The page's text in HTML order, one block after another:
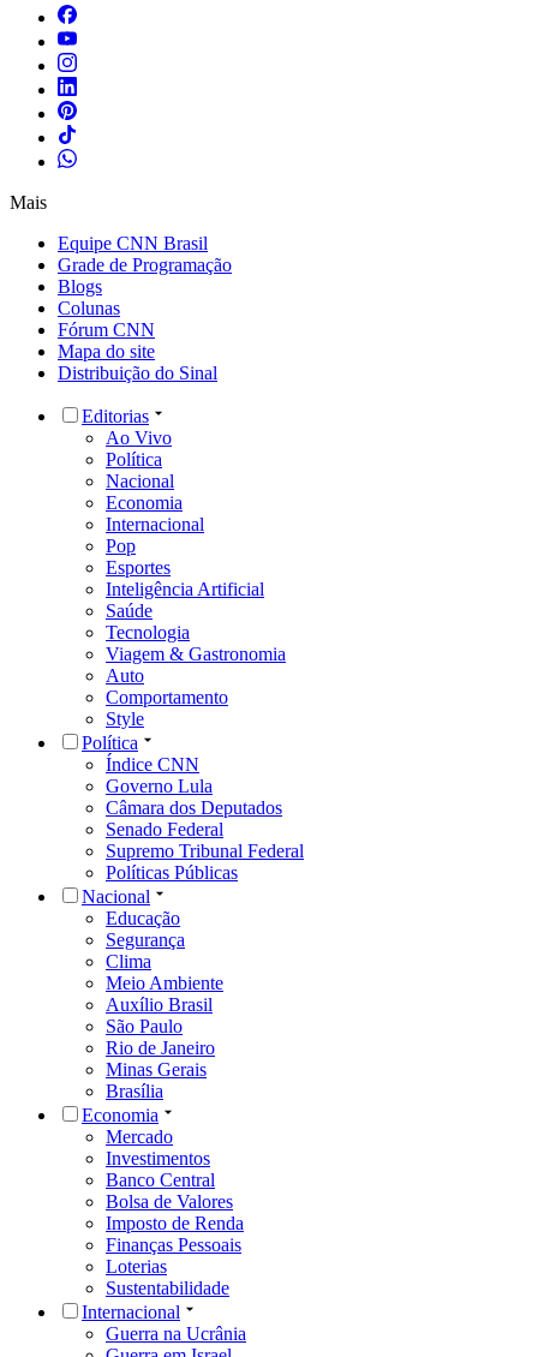
Mais
Equipe CNN Brasil
Grade de Programação
Blogs
Colunas
Fórum CNN
Mapa do site
Distribuição do Sinal
Editorias
Ao Vivo
Política
Nacional
Economia
Internacional
Pop
Esportes
Inteligência Artificial
Saúde
Tecnologia
Viagem & Gastronomia
Auto
Comportamento
Style
Política
Índice CNN
Governo Lula
Câmara dos Deputados
Senado Federal
Supremo Tribunal Federal
Políticas Públicas
Nacional
Educação
Segurança
Clima
Meio Ambiente
Auxílio Brasil
São Paulo
Rio de Janeiro
Minas Gerais
Brasília
Economia
Mercado
Investimentos
Banco Central
Bolsa de Valores
Imposto de Renda
Finanças Pessoais
Loterias
Sustentabilidade
Internacional
Guerra na Ucrânia